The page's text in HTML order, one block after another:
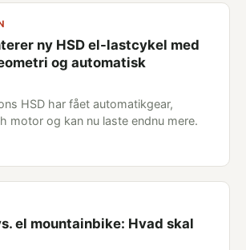
ny HSD el-lastcykel med
og automatisk
HSD har fået automatikgear,
motor og kan nu laste endnu mere.
el mountainbike: Hvad skal